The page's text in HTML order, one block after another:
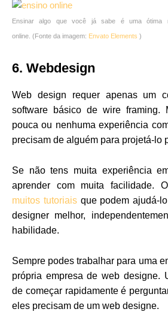
Ensinar algo que você já sabe é uma ótima
online. (Fonte da imagem: Envato Elements )
6. Webdesign
Web design requer apenas um
software básico de wire framing.
pouca ou nenhuma experiência
precisam de alguém para projetá-lo
Se não tens muita experiência
aprender com muita facilidade.
muitos tutoriaisque podem ajudá-
designer melhor,
habilidade.
Sempre podes trabalhar para uma
própria empresa de web designe.
de começar rapidamente é
eles precisam de um web designe.